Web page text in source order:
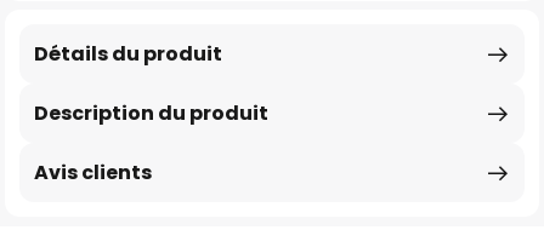
Description du produit
Détails du produit
Avis clients